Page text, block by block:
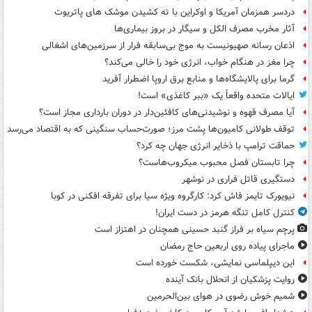
دردسر همزمان آمریکا و اوکراین با ته کشیدن موشک های پاتریوت
آثار مخرب مصرف الکل و سیگار در بروز بیماری‌ها
اذعان رسانه صهیونیست به موج بی‌سابقه فرار از سرزمین‌های اشغالی
چرا مغز در هنگام خواب، انرژی خود را خالی می‌کند؟
گرما برای پالایشگاه‌ها و منابع برق اروپا اضطرار آفرید
ایالات متحده واقعاً یک «ببر کاغذی» است!
آیا مصرف قهوه و نوشیدنی‌های کافئین‌دار در دوران بارداری مجاز است؟
توقف طولانی کامیون‌ها پشت مرز؛ صورت‌حساب سنگینی که به اقتصاد می‌رسد
حماقت ترامپ با ذخایر انرژی جهان چه کرد؟
چرا تابستان فصل محبوب میکروب‌هاست؟
دستگیری قاتل فراری در نوشهر
نیویورک تایمز فاش کرد: کارگروه ویژه سیا برای تفرقه افکنی در کوبا
کنترل کامل تنگه هرمز در دست ایران!
پرچم سیاه بر فراز گنبد حسینی همچنان در اهتزاز است
ماجرای پیاده روی اربعین حاج رمضان
این دیپلماسی نمایشی، شکست خورده است
روایت پزشکیان از انحلال بانک آینده
شمیم خوش رضوی در هوای بین‌الحرمین